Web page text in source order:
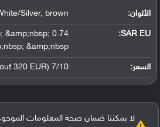
الألوان: Silver, brown
SAR EU:
&amp;nbsp;
&amp;nbsp;
السعر: 7/10 (About 320 EUR)
لا يمكننا ضمان صحة المعلومات